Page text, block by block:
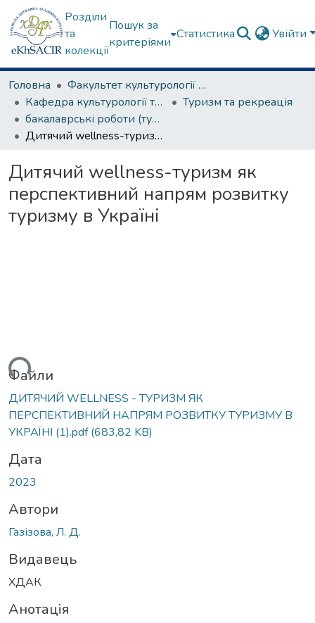
Розділи
та
колекції
Пошук за
критеріями
Статистика Увійти
Головна
Факультет культурології та соціальних комунікацій
Кафедра культурології та музеєзнавства
Туризм та рекреація
бакалаврські роботи (туризм та рекреація)
Дитячий wellness-туризм як перспективний напрям розвитку туризму в Україні
Дитячий wellness-туризм як
перспективний напрям розвитку
туризму в Україні
Файли
ДИТЯЧИЙ WELLNESS - ТУРИЗМ ЯК
ПЕРСПЕКТИВНИЙ НАПРЯМ РОЗВИТКУ ТУРИЗМУ В
УКРАЇНІ (1).pdf(683,82 KB)
Дата
2023
Автори
Газізова, Л. Д.
Видавець
ХДАК
Анотація